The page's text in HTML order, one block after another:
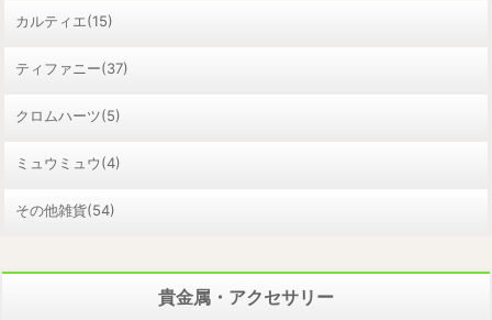
カルティエ(15)
ティファニー(37)
クロムハーツ(5)
ミュウミュウ(4)
その他雑貨(54)
貴金属・アクセサリー